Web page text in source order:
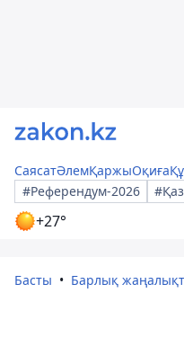
СаясатӘлемҚаржыОқиға
#Референдум-2026
+27°
Басты Барлық